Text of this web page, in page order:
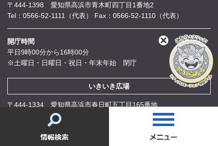
〒444-1398 愛知県高浜市青木町四丁目1番地2
Tel：0566-52-1111（代表）
Fax：0566-52-1110（代表）
開庁時間
平日9時00分から16時00分
※土曜日・日曜日・祝日・年末年始 閉庁
いきいき広場
〒444-1334 愛知県高浜市春日町五丁目165番地
Tel：0566-52-1111（代表）
Fax：0566-52-7918
こども未来部・教育委員会
Tel：0566-52-1111（代表）
0566-52-8188
閉